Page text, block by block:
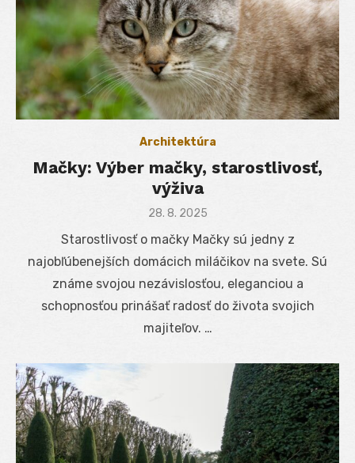
Architektúra
Mačky: Výber mačky, starostlivosť,
výživa
Posted
28. 8. 2025
Starostlivosť o mačky Mačky sú jedny z
najobľúbenejších domácich miláčikov na svete. Sú
známe svojou nezávislosťou, eleganciou a
schopnosťou prinášať radosť do života svojich
majiteľov. …